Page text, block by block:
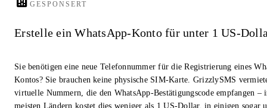
GESPONSERT
Erstelle ein WhatsApp-Konto für unter 1 US-
Sie benötigen eine neue Telefonnummer für die Registrierung eines
Kontos? Sie brauchen keine physische SIM-Karte. GrizzlySMS
virtuelle Nummern, die den WhatsApp-Bestätigungscode empfangen –
meisten Ländern kostet dies weniger als 1 US-Dollar, in einigen sogar